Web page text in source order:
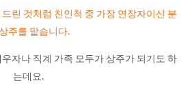
린 것처럼 친인척 중 가장 연장자이신 분
주를 맡습니다.
자나 직계 가족 모두가 상주가 되기도 하
는데요.